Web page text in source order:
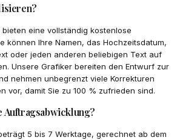
eine vollständig kostenlose
können Ihre Namen, das Hochzeitsdatum,
oder jeden anderen beliebigen Text auf
Unsere Grafiker bereiten den Entwurf zur
nehmen unbegrenzt viele Korrekturen
vor, damit Sie zu 100 % zufrieden sind.
Auftragsabwicklung?
5 bis 7 Werktage, gerechnet ab dem